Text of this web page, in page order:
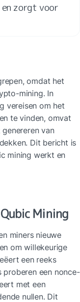
zorgt voor
omdat het
mining. In
vereisen om het
te vinden, omvat
van
Dit bericht is
mining werkt en
Mining
miners nieuwe
om willekeurige
een reeks
proberen een nonce-
met een
nullen. Dit